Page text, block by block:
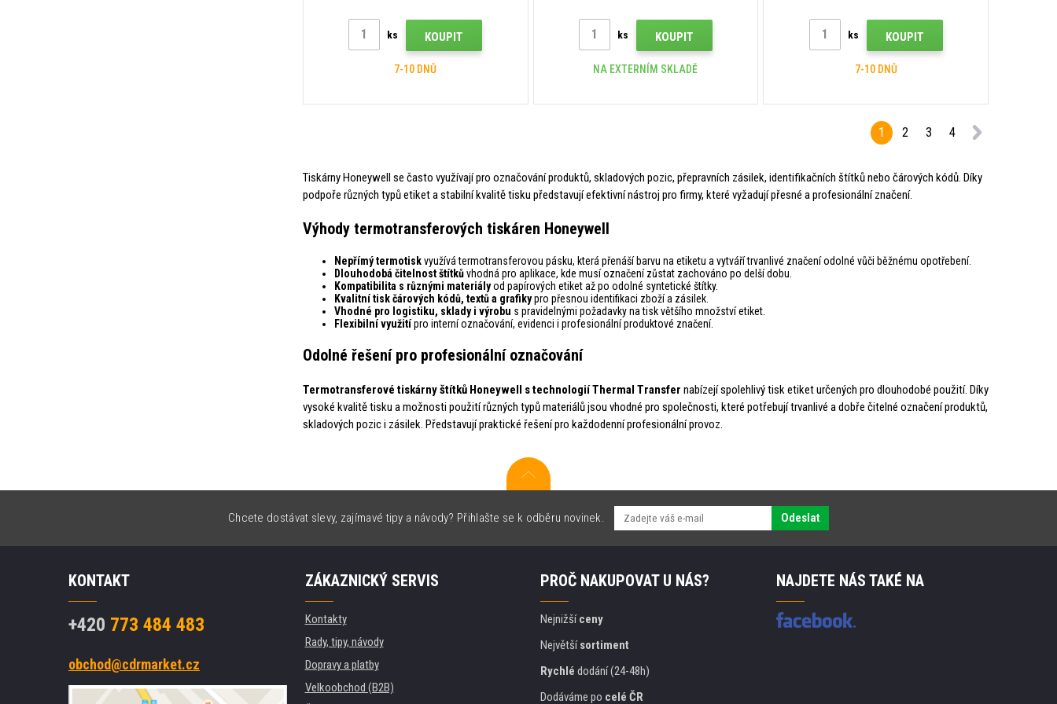
ks KOUPIT
7-10 DNŮ
ks KOUPIT
NA EXTERNÍM SKLADĚ
ks KOUPIT
7-10 DNŮ
1 2 3 4
Tiskárny Honeywell se často využívají pro označování produktů, skladových pozic, přepravních zásilek, identifikačních štítků nebo čárových kódů. Díky
podpoře různých typů etiket a stabilní kvalitě tisku představují efektivní nástroj pro firmy, které vyžadují přesné a profesionální značení.
Výhody termotransferových tiskáren Honeywell
Nepřímý termotiskvyužívá termotransferovou pásku, která přenáší barvu na etiketu a vytváří trvanlivé značení odolné vůči běžnému opotřebení.
Dlouhodobá čitelnost štítkůvhodná pro aplikace, kde musí označení zůstat zachováno po delší dobu.
Kompatibilita s různými materiályod papírových etiket až po odolné syntetické štítky.
Kvalitní tisk čárových kódů, textů a grafikypro přesnou identifikaci zboží a zásilek.
Vhodné pro logistiku, sklady i výrobu s pravidelnými požadavky na tisk většího množství etiket.
Flexibilní využitípro interní označování, evidenci i profesionální produktové značení.
Odolné řešení pro profesionální označování
Termotransferové tiskárny štítků Honeywell s technologií Thermal Transfer nabízejí spolehlivý tisk etiket určených pro dlouhodobé použití. Díky
vysoké kvalitě tisku a možnosti použití různých typů materiálů jsou vhodné pro společnosti, které potřebují trvanlivé a dobře čitelné označení produktů,
skladových pozic i zásilek. Představují praktické řešení pro každodenní profesionální provoz.
Chcete dostávat slevy, zajímavé tipy a návody? Přihlašte se k odběru novinek. Odeslat
KONTAKT
+420 773 484 483
obchod@cdrmarket.cz
ZÁKAZNICKÝ SERVIS
Kontakty
Rady, tipy, návody
Dopravy a platby
Velkoobchod (B2B)
PROČ NAKUPOVAT U NÁS?
Nejnižšíceny
Největšísortiment
Rychlé dodání (24-48h)
Dodáváme po celé ČR
NAJDETE NÁS TAKÉ NA